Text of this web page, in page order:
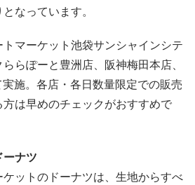
なっています。
マーケット池袋サンシャインシテ
らぽーと豊洲店、阪神梅田本店、
施。各店・各日数量限定での販売
は早めのチェックがおすすめで
ナツ
ットのドーナツは、生地からすべ